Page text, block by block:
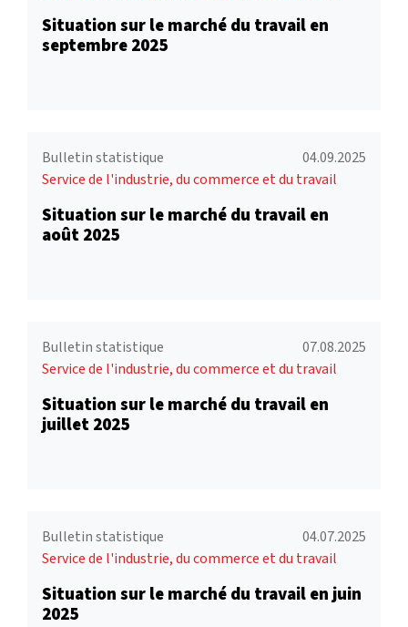
Situation sur le marché du travail en
septembre 2025
Bulletin statistique
04.09.2025
Service de l'industrie, du commerce et du travail
Situation sur le marché du travail en
août 2025
Bulletin statistique
07.08.2025
Service de l'industrie, du commerce et du travail
Situation sur le marché du travail en
juillet 2025
Bulletin statistique
04.07.2025
Service de l'industrie, du commerce et du travail
Situation sur le marché du travail en juin
2025